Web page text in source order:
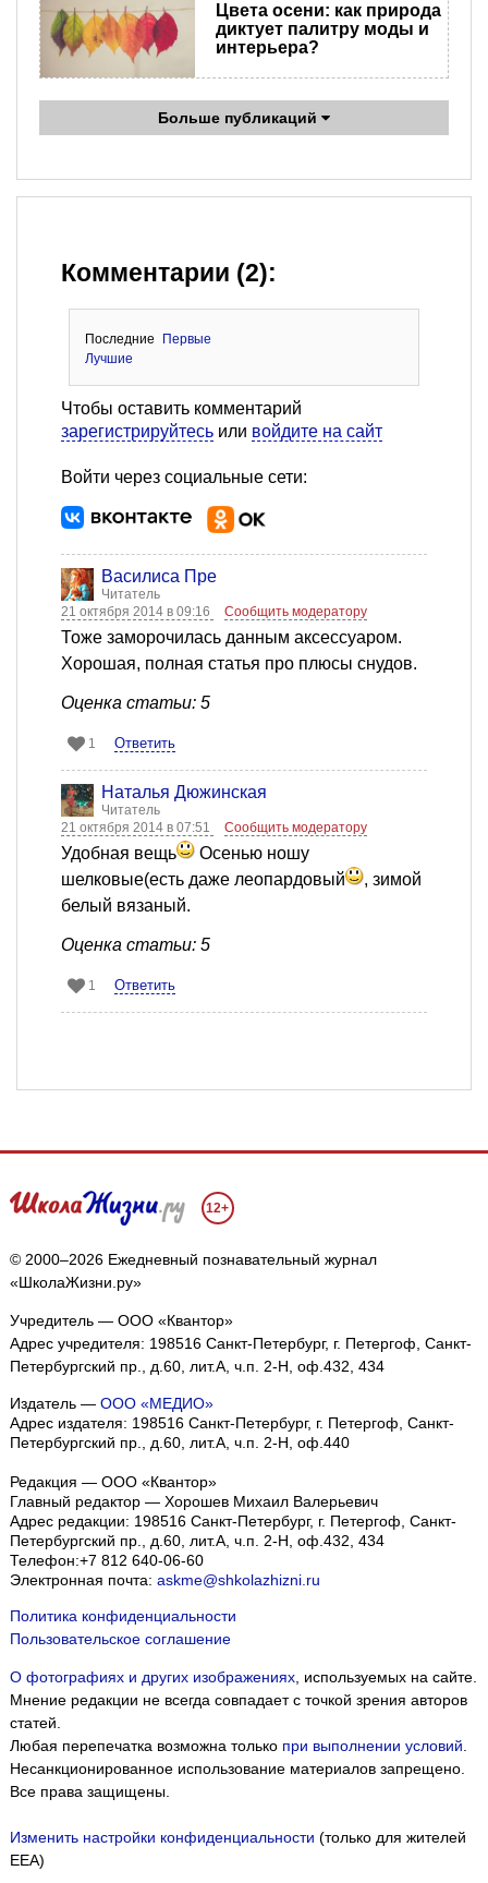
Цвета осени: как природа
диктует палитру моды и
интерьера?
Больше публикаций
Комментарии (2):
Последние
Первые
Лучшие
Чтобы оставить комментарий
зарегистрируйтесь или войдите на сайт
Войти через социальные сети:
Василиса Пре
Читатель
21 октября 2014 в 09:16
Сообщить модератору
Тоже заморочилась данным аксессуаром.
Хорошая, полная статья про плюсы снудов.
Оценка статьи: 5
1 Ответить
Наталья Дюжинская
Читатель
21 октября 2014 в 07:51
Сообщить модератору
Удобная вещь
Осенью ношу
шелковые(есть даже леопардовый
, зимой
белый вязаный.
Оценка статьи: 5
1 Ответить
12+
© 2000–2026 Ежедневный познавательный журнал
«ШколаЖизни.ру»
Учредитель — ООО «Квантор»
Адрес учредителя: 198516 Санкт-Петербург, г. Петергоф, Санкт-
Петербургский пр., д.60, лит.А, ч.п. 2-Н, оф.432, 434
Издатель — ООО «МЕДИО»
Адрес издателя: 198516 Санкт-Петербург, г. Петергоф, Санкт-
Петербургский пр., д.60, лит.А, ч.п. 2-Н, оф.440
Редакция — ООО «Квантор»
Главный редактор — Хорошев Михаил Валерьевич
Адрес редакции: 198516 Санкт-Петербург, г. Петергоф Санкт-
Петербургский пр., д.60, лит.А, ч.п. 2-Н, оф.432, 434
Телефон:+7 812 640-06-60
Электронная почта: askme@shkolazhizni.ru
Политика конфиденциальности
Пользовательское соглашение
О фотографиях и других изображениях, используемых на сайте.
Мнение редакции не всегда совпадает с точкой зрения авторов
статей.
Любая перепечатка возможна только при выполнении условий
Несанкционированное использование материалов запрещено.
Все права защищены.
Изменить настройки конфиденциальности (только для жителей
EEA)